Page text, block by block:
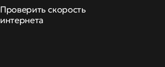
Проверить скорость
интернета